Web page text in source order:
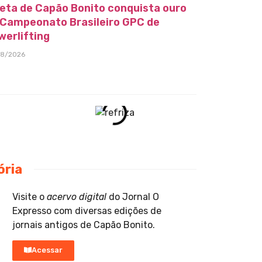
de Capão Bonito conquista ouro
Brasileiro GPC de
2026
Visite o acervo digital do Jornal O
Expresso com diversas edições de
jornais antigos de Capão Bonito.
Acessar